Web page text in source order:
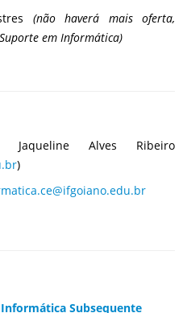
(não haverá mais oferta,
em Informática)
Jaqueline Alves Ribeiro
)
Subsequente